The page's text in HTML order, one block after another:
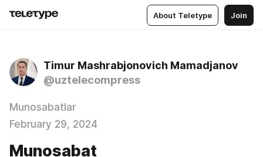
About Teletype Join
Timur Mashrabjonovich Mamadjanov
@uztelecompress
Munosabatlar
February 29, 2024
Munosabat